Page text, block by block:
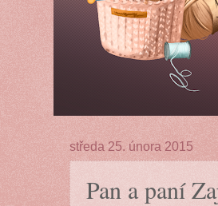
středa 25. února 2015
Pan a paní